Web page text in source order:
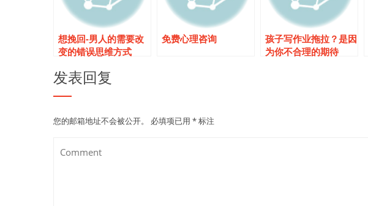
想挽回-男人的需要改
变的错误思维方式
免费心理咨询
孩子写作业拖拉？是因
为你不合理的期待
发表回复
您的邮箱地址不会被公开。 必填项已用 *标注